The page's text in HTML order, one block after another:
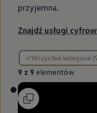
przyjemna.
Znajdź usługi
Wszystkie kategorie
9 z 9 elementów
9 z 9 elementów